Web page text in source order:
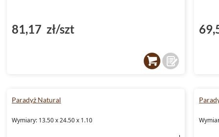
81,17 zł/szt
Paradyż Natural
Wymiary: 13.50 x 24.50 x 1.10